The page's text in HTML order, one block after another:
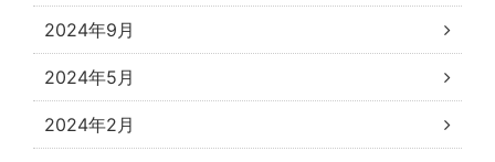
2024年9月
2024年5月
2024年2月